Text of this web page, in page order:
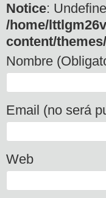
Notice:
/home/
content/
Nombre
Email (no será
Web